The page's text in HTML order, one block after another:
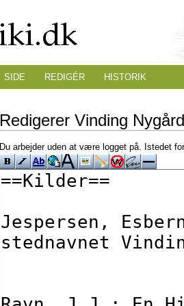
Redigerer Vinding
Du arbejder uden at være logget på. Istedet
SIDE REDIGÉR HISTORIK